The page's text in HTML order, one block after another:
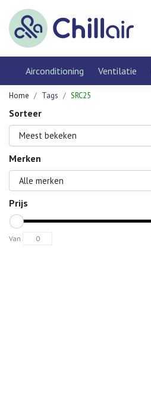
Airconditioning Ventilatie
Home Tags SRC25
Sorteer
Merken
Prijs
Van